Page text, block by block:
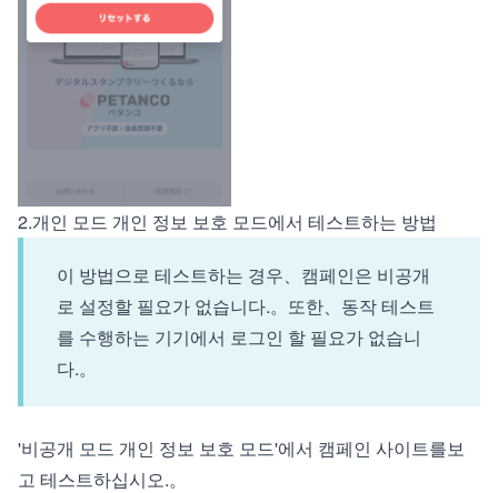
2.개인 모드 개인 정보 보호 모드에서 테스트하는 방법
이 방법으로 테스트하는 경우、캠페인은 비공개
로 설정할 필요가 없습니다.。또한、동작 테스트
를 수행하는 기기에서 로그인 할 필요가 없습니
다.。
'비공개 모드 개인 정보 보호 모드'에서 캠페인 사이트를보
고 테스트하십시오.。